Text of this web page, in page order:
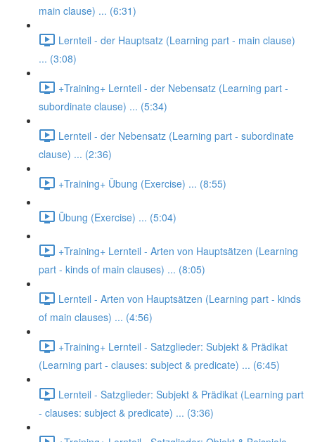
main clause) ... (6:31)
Lernteil - der Hauptsatz (Learning part - main clause)
... (3:08)
+Training+ Lernteil - der Nebensatz (Learning part -
subordinate clause) ... (5:34)
Lernteil - der Nebensatz (Learning part - subordinate
clause) ... (2:36)
+Training+ Übung (Exercise) ... (8:55)
Übung (Exercise) ... (5:04)
+Training+ Lernteil - Arten von Hauptsätzen (Learning
part - kinds of main clauses) ... (8:05)
Lernteil - Arten von Hauptsätzen (Learning part - kinds
of main clauses) ... (4:56)
+Training+ Lernteil - Satzglieder: Subjekt & Prädikat
(Learning part - clauses: subject & predicate) ... (6:45)
Lernteil - Satzglieder: Subjekt & Prädikat (Learning part
- clauses: subject & predicate) ... (3:36)